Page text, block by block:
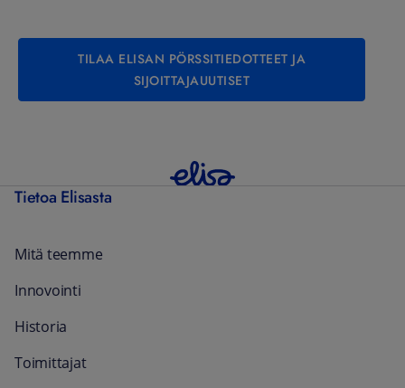
TILAA ELISAN PÖRSSITIEDOTTEET JA
SIJOITTAJAUUTISET
Tietoa Elisasta
Mitä teemme
Innovointi
Historia
Toimittajat